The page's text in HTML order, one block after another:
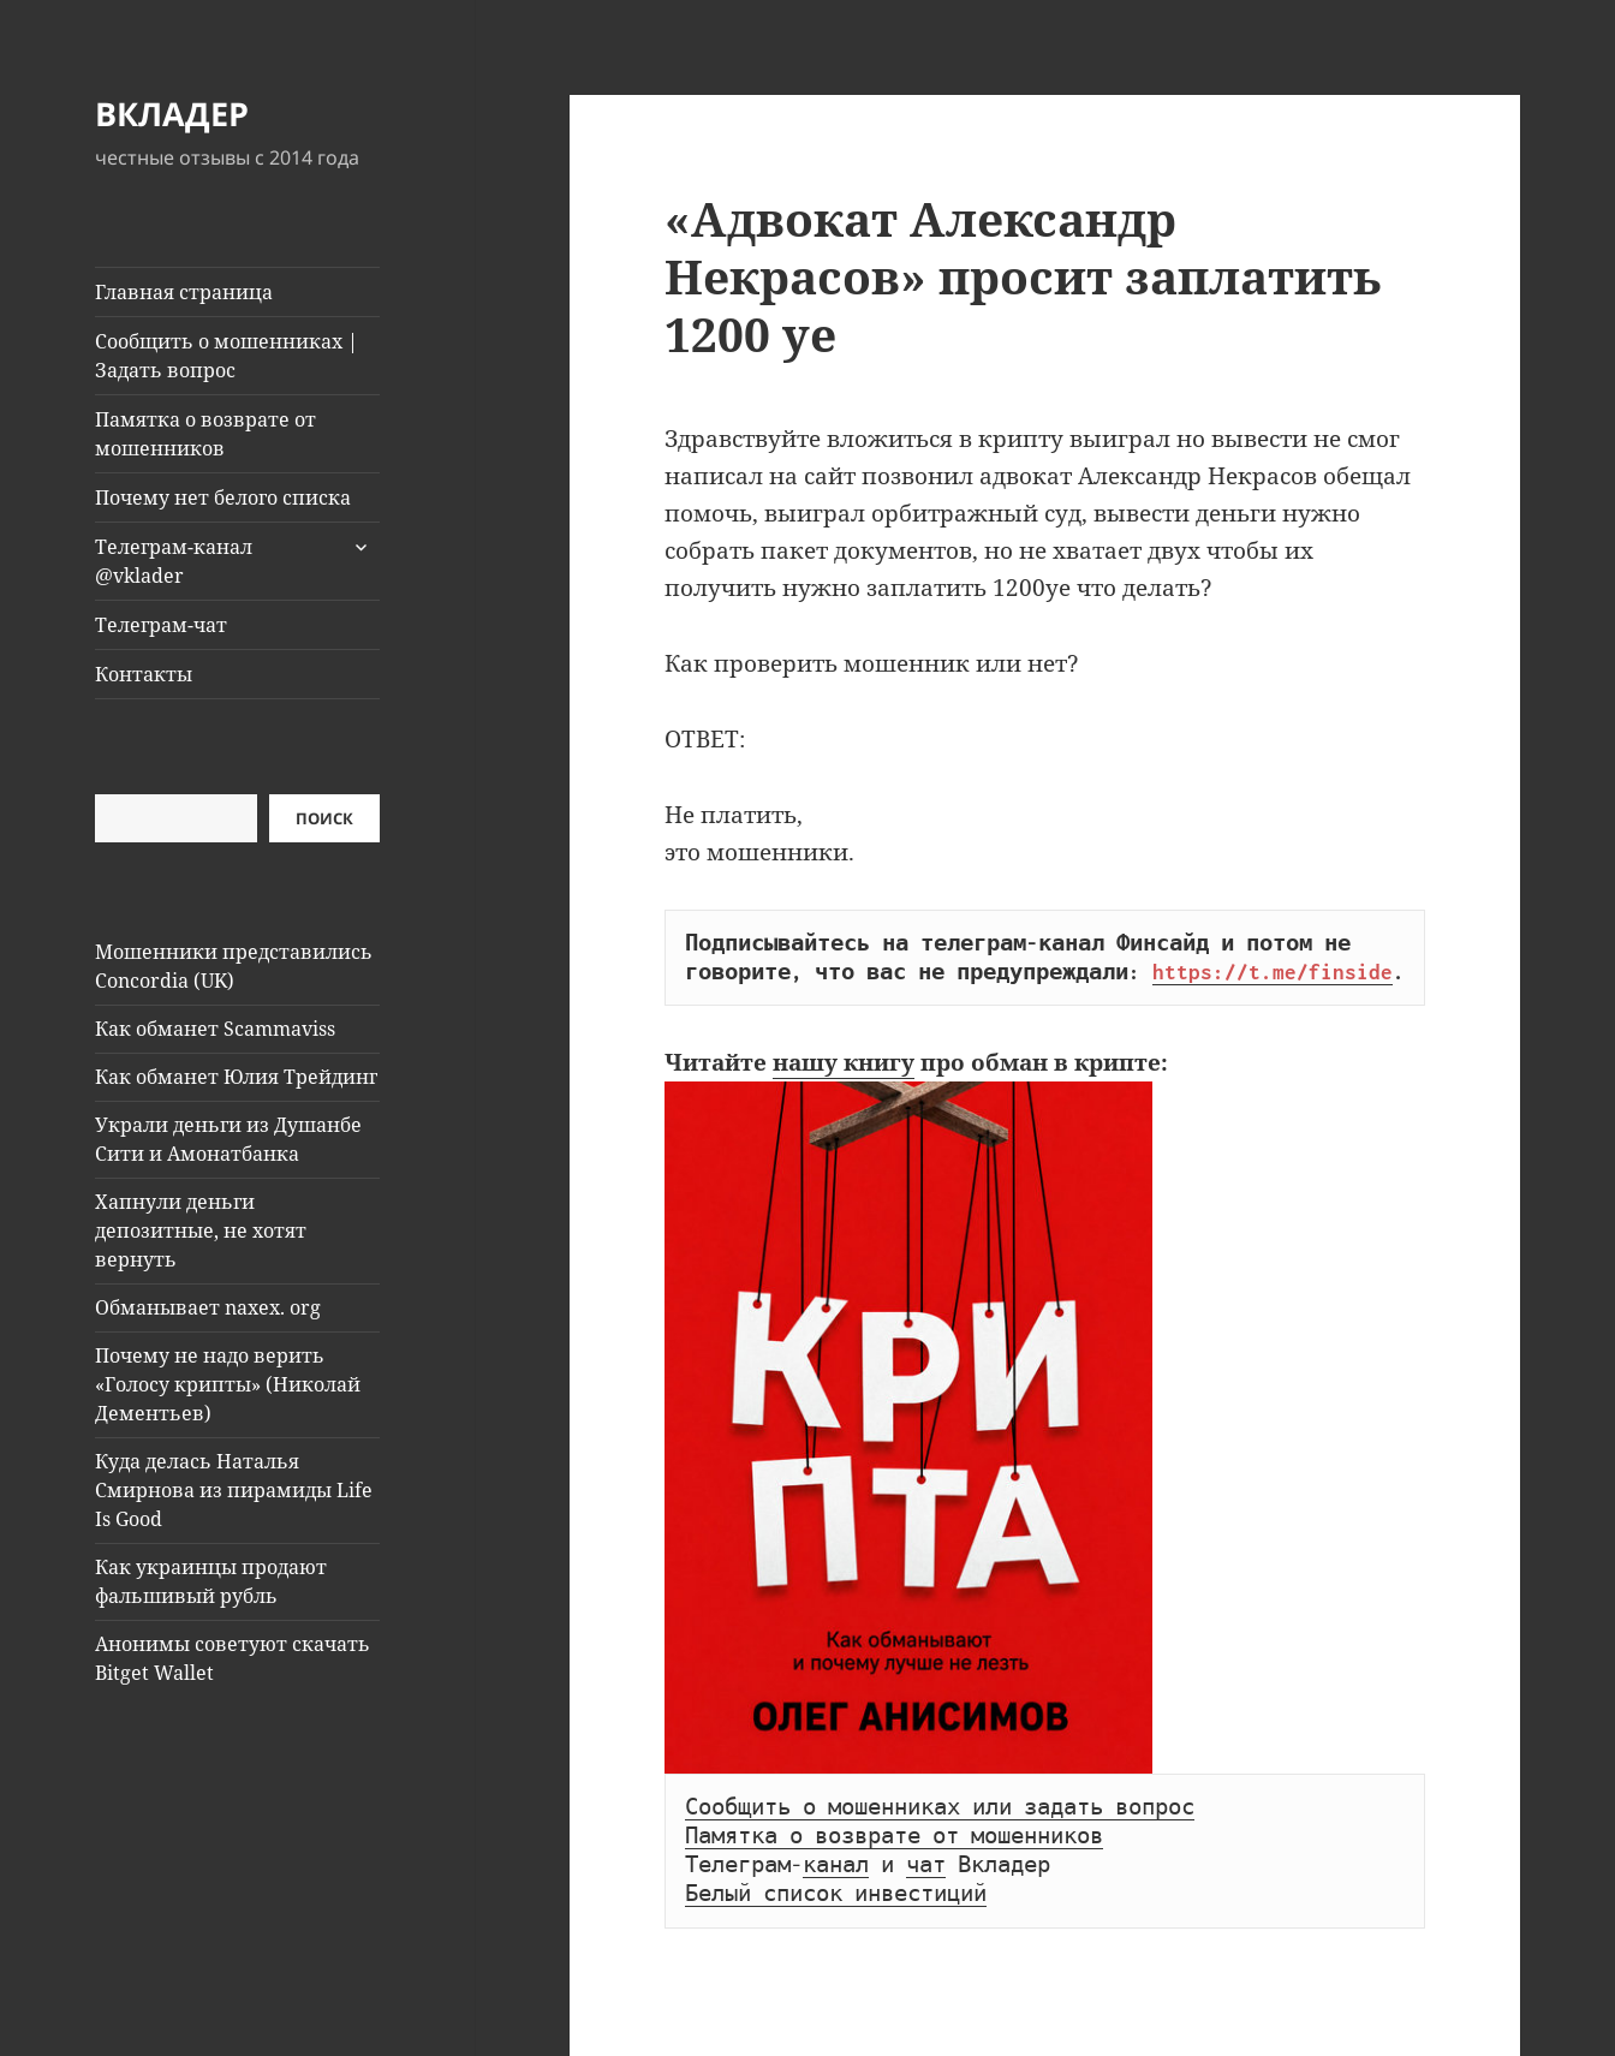
ВКЛАДЕР
честные отзывы с 2014 года
Главная страница
Сообщить о мошенниках |
Задать вопрос
Памятка о возврате от
мошенников
Почему нет белого списка
Телеграм-канал
@vklader
раскрыть
Телеграм-чат
Контакты
ПОИСК
Мошенники представились
Concordia (UK)
Как обманет Scammaviss
Как обманет Юлия Трейдинг
Украли деньги из Душанбе
Сити и Амонатбанка
Хапнули деньги
депозитные, не хотят
вернуть
Обманывает naxex. org
Почему не надо верить
«Голосу крипты» (Николай
Дементьев)
Куда делась Наталья
Смирнова из пирамиды Life
Is Good
Как украинцы продают
фальшивый рубль
Анонимы советуют скачать
Bitget Wallet
«Адвокат Александр
Некрасов» просит заплатить
1200 уе
Здравствуйте вложиться в крипту выиграл но вывести не смог
написал на сайт позвонил адвокат Александр Некрасов обещал
помочь, выиграл орбитражный суд, вывести деньги нужно
собрать пакет документов, но не хватает двух чтобы их
получить нужно заплатить 1200уе что делать?
Как проверить мошенник или нет?
ОТВЕТ:
Не платить,
это мошенники.
Подписывайтесь на телеграм-канал Финсайд и потом не
говорите, что вас не предупреждали:
https://t.me/finside .
Читайтенашу книгупро обман в крипте:
Сообщить о мошенниках или задать вопрос
Памятка о возврате от мошенников
Телеграм- канал и чат
Вкладер
Белый список инвестиций